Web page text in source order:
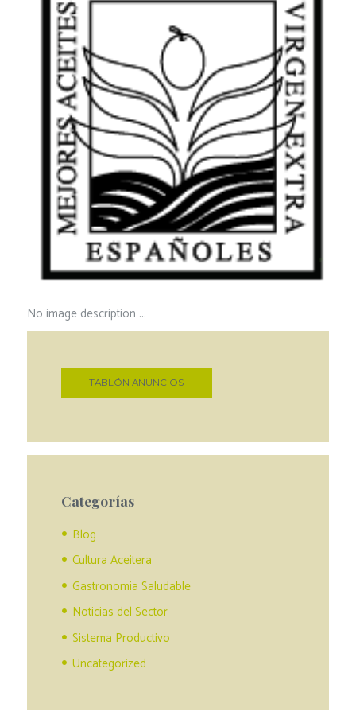
No image description ...
TABLÓN ANUNCIOS
Categorías
Blog
Cultura Aceitera
Gastronomía Saludable
Noticias del Sector
Sistema Productivo
Uncategorized